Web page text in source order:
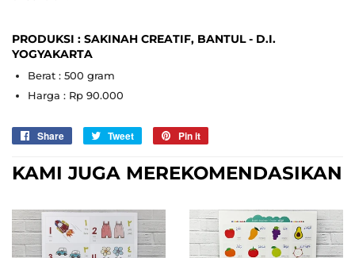
PRODUKSI : SAKINAH CREATIF, BANTUL - D.I.
YOGYAKARTA
Berat : 500 gram
Harga : Rp 90.000
Share
Sebarkan
Facebook
Tweet
Tweet
Twitter
Pin it
Pinterest
KAMI JUGA MEREKOMENDASIKAN